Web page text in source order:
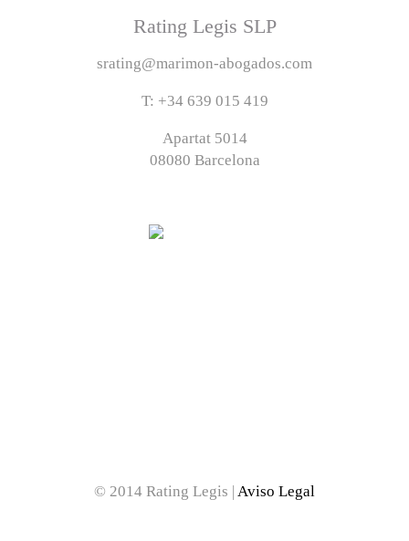
Rating Legis SLP
srating@marimon-abogados.com
T: +34 639 015 419
Apartat 5014
08080 Barcelona
© 2014 Rating Legis | Aviso Legal